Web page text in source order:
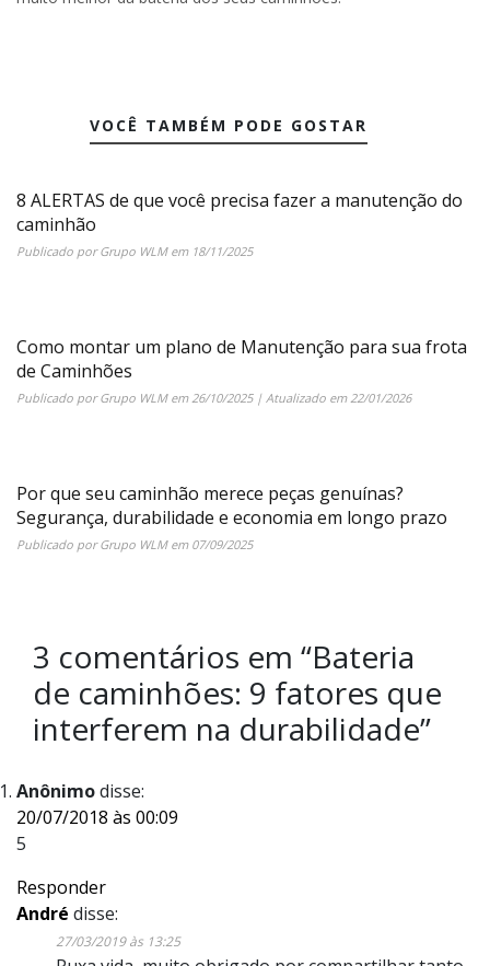
VOCÊ TAMBÉM PODE GOSTAR
8 ALERTAS de que você precisa fazer a manutenção do
caminhão
Publicado porGrupo WLMem 18/11/2025
Como montar um plano de Manutenção para sua frota
de Caminhões
Publicado porGrupo WLMem26/10/2025| Atualizado em22/01/2026
Por que seu caminhão merece peças genuínas?
Segurança, durabilidade e economia em longo prazo
Publicado porGrupo WLMem 07/09/2025
3 comentários em “Bateria
de caminhões: 9 fatores que
interferem na durabilidade”
Anônimodisse:
20/07/2018 às 00:09
5
Responder
André disse:
27/03/2019 às 13:25